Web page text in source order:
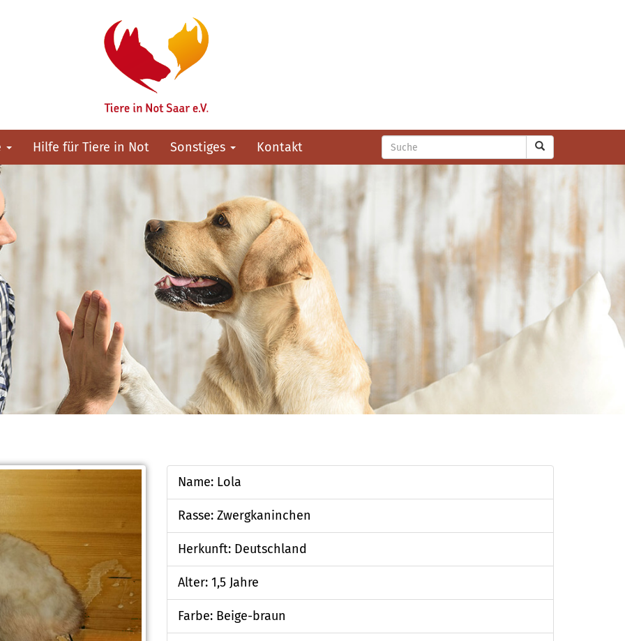
Hilfe für Tiere in Not Sonstiges Kontakt
Name: Lola
Rasse: Zwergkaninchen
Herkunft: Deutschland
Alter: 1,5 Jahre
Farbe: Beige-braun